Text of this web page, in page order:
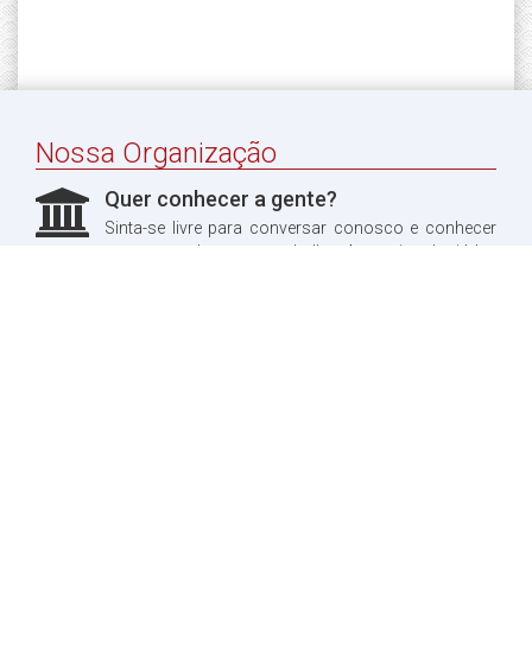
Nossa Organização
Quer conhecer a gente?
Sinta-se livre para conversar conosco e conhecer
um pouco do nosso trabalho. Aproveitando, já leu